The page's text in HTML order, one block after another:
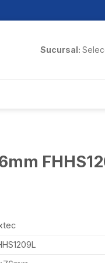
Sucursal: